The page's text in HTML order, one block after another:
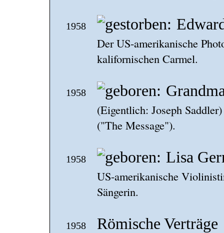
1958
Der US-amerikanische
kalifornischen Carmel.
1958
(Eigentlich: Joseph
("The Message").
1958 Lisa
US-amerikanische
Sängerin.
1958 Römische Verträge